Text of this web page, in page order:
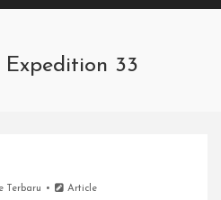
Expedition 33
Terbaru Article